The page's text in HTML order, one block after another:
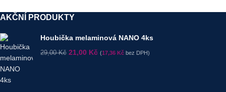
AKČNÍ PRODUKTY
Houbička melaminová NANO 4ks
29,00Kč 21,00 Kč (17,36 Kč bez DPH)